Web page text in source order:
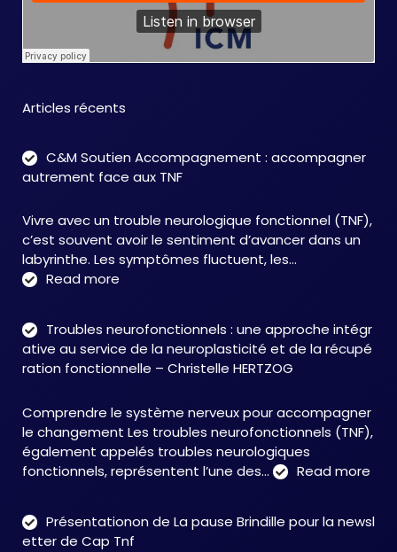
Articles récents
C&M Soutien Accompagnement : accompagner
autrement face aux TNF
Vivre avec un trouble neurologique fonctionnel (TNF),
c’est souvent avoir le sentiment d’avancer dans un
labyrinthe. Les symptômes fluctuent, les…
Read more
Accompagnement
:
accompagner
face
aux
TNF
Troubles neurofonctionnels : une approche intégr
ative au service de la neuroplasticité et de la récupé
ration fonctionnelle – Christelle HERTZOG
Comprendre le système nerveux pour accompagner
le changement Les troubles neurofonctionnels (TNF),
également appelés troubles neurologiques
fonctionnels, représentent l’une des…
Read more
:
Présentationon de La pause Brindille pour la newsl
etter de Cap Tnf